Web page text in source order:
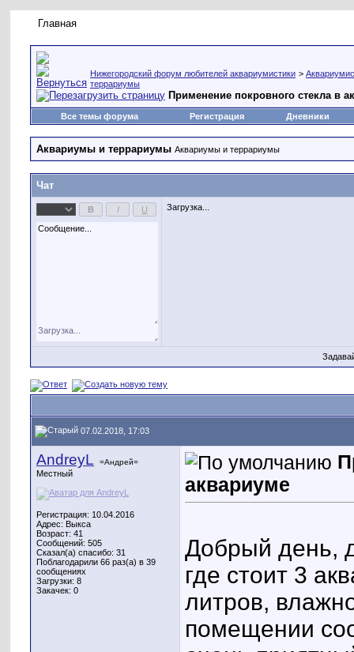
Главная
Нижегородский форум любителей аквариумистики >
террариумы
Применение покровного стекла в
Все темы форума Регистрация Дневники
Аквариумы и террариумы Аквариумы и террариумы
Чат
Загрузка...
07.02.2018, 17:03
AndreyL =Андрей=
Местный
Регистрация: 10.04.2016
Адрес: Выкса
Возраст: 41
Сообщений: 505
Сказал(а) спасибо: 31
Поблагодарили 66 раз(а) в 39
сообщениях
Загрузки: 8
Закачек: 0
аквариуме
Добрый день,
где стоит 3
литров,
помещении